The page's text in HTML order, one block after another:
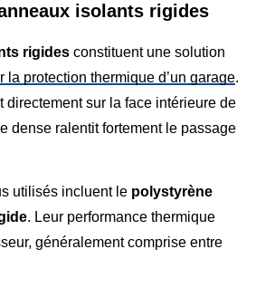
isolants rigides
rigides constituent une solution
la protection thermique d’un garage.
directement sur la face intérieure de
dense ralentit fortement le passage
utilisés incluent le polystyrène
. Leur performance thermique
généralement comprise entre